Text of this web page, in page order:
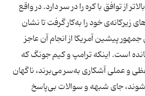
از توافق با کره را در سر دارد. در واقع
زیرکانه‌ی خود را به‌کار گرفت تا نشان
که 11 رئیس جمهور پیشین آمریکا از انجام آن عاجز
است. اینکه ترامپ و کیم جونگ که
و عملی آشکاری به‌سر می‌برند، ناگهان
شوند، جای شبهه و سوالات بی‌پاسخ